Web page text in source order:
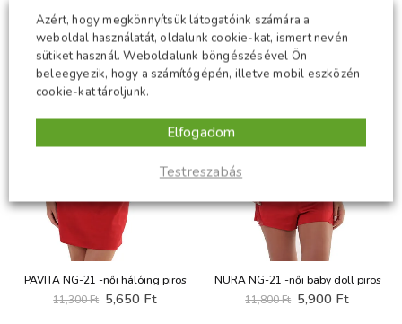
-50%
PAVITA NG-21 -női hálóing piros
11,300Ft Original
price
5,650 FtCurrent
-50%
NURA NG-21 -női baby doll piros
11,800Ft Original
price
5,900 FtCurrent
Azért, hogy megkönnyítsük látogatóink számára a
weboldal használatát, oldalunk cookie-kat, ismert nevén
sütiket használ. Weboldalunk böngészésével Ön
beleegyezik, hogy a számítógépén, illetve mobil eszközén
cookie-kat tároljunk.
Testreszabás
Elfogadom